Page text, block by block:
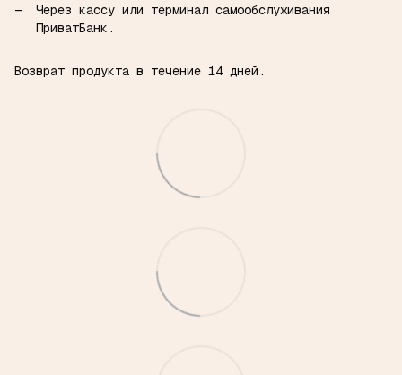
Через кассу или терминал самообслуживания
ПриватБанк.
Возврат продукта в течение 14 дней.